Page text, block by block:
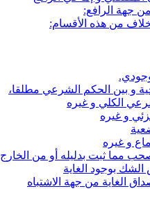
جهة الرافع:
من هذه الأقسام:
و بين الحكم الشرعي مطلقا،
الكلي و غيره
و غيره
و غيره
مما ثبت بدليله أو من الخارج
بوجود الغاية
الغاية من جهة الاشتباه